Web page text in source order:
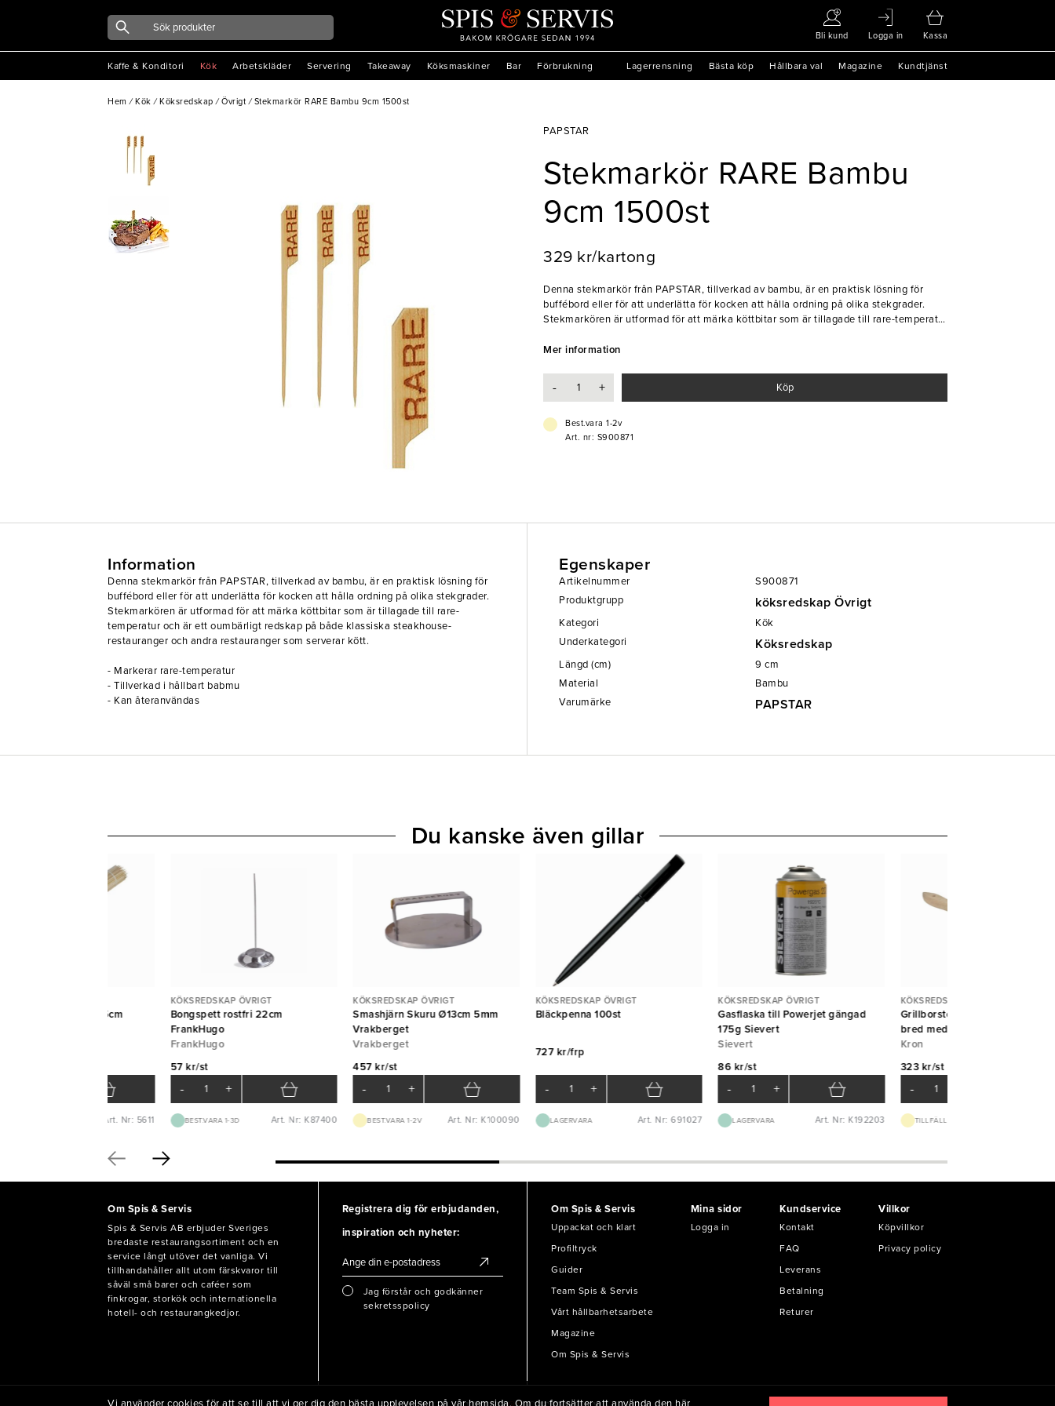
Bli kund Logga in Kassa
Kaffe & Konditori Kök Arbetskläder Servering Takeaway Köksmaskiner Bar Förbrukning Lagerrensning Bästa köp Hållbara val Magazine Kundtjänst
Hem / Kök / Köksredskap / Övrigt / Stekmarkör RARE Bambu 9cm 1500st
PAPSTAR
Stekmarkör RARE Bambu
9cm 1500st
329 kr/kartong
Denna stekmarkör från PAPSTAR, tillverkad av bambu, är en praktisk lösning för
buffébord eller för att underlätta för kocken att hålla ordning på olika stekgrader.
Stekmarkören är utformad för att märka köttbitar som är tillagade till rare-temperatur
restauranger som serverar kött.
- Tillverkad i hållbart babmu
Mer information
- + Köp
Best.vara 1-2v
Art. nr: S900871
Information
Denna stekmarkör från PAPSTAR, tillverkad av bambu, är en praktisk lösning för
buffébord eller för att underlätta för kocken att hålla ordning på olika stekgrader.
Stekmarkören är utformad för att märka köttbitar som är tillagade till rare-
temperatur och är ett oumbärligt redskap på både klassiska steakhouse-
restauranger och andra restauranger som serverar kött.
- Markerar rare-temperatur
- Tillverkad i hållbart babmu
- Kan återanvändas
Egenskaper
Artikelnummer
S900871
Produktgrupp
köksredskap Övrigt
Kategori
Kök
Underkategori
Köksredskap
Längd (cm) 9 cm
Material
Bambu
Varumärke
PAPSTAR
bambu Pure 15cm
Art. Nr: 5611
KÖKSREDSKAP ÖVRIGT
Bongspett rostfri 22cm
FrankHugo
FrankHugo
57 kr/st
- +
BEST.VARA 1-3D Art. Nr: K87400
KÖKSREDSKAP ÖVRIGT
Smashjärn Skuru Ø13cm 5mm
Vrakberget
Vrakberget
457 kr/st
- +
BEST.VARA 1-2V Art. Nr: K100090
KÖKSREDSKAP ÖVRIGT
Bläckpenna 100st
727 kr/frp
- +
LAGERVARA Art. Nr: 691027
KÖKSREDSKAP ÖVRIGT
Gasflaska till Powerjet gängad
175g Sievert
Sievert
86 kr/st
- +
LAGERVARA Art. Nr: K192203
KÖKSREDSKAP ÖVRIGT
Grillborste huggblocksborste
bred med handtag
Kron
323 kr/st
-
TILLFÄLLIGT SLUT
Du kanske även gillar
Om Spis & Servis
Spis & Servis AB erbjuder Sveriges
bredaste restaurangsortiment och en
service långt utöver det vanliga. Vi
tillhandahåller allt utom färskvaror till
såväl små barer och caféer som
finkrogar, storkök och internationella
hotell- och restaurangkedjor.
Registrera dig för erbjudanden,
inspiration och nyheter:
Jag förstår och godkänner
sekretsspolicy
Om Spis & Servis
Uppackat och klart
Profiltryck
Guider
Team Spis & Servis
Vårt hållbarhetsarbete
Magazine
Om Spis & Servis
Mina sidor
Logga in
Kundservice
Kontakt
FAQ
Leverans
Betalning
Returer
Villkor
Köpvillkor
Privacy policy